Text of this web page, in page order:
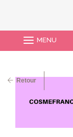
MENU
Retour